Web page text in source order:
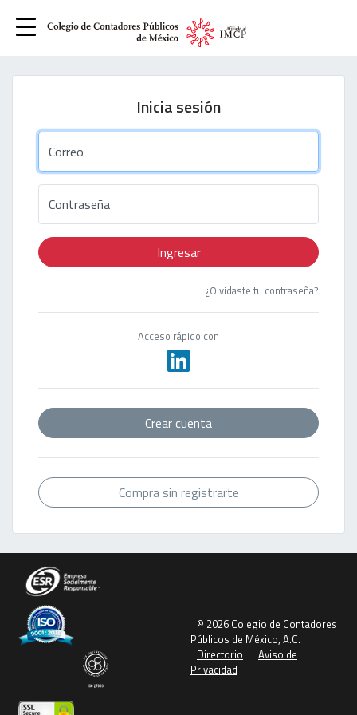
Inicia sesión
Correo
Contraseña
Ingresar
¿Olvidaste tu contraseña?
Acceso rápido con
Crear cuenta
Compra sin registrarte
© 2026 Colegio de Contadores
Públicos de México, A.C.
Directorio
Aviso de
Privacidad